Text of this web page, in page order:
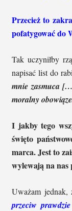
Przecież to
pofatygować do
Tak uczyniłby
napisać list do
mnie zasmuca
moralny
I jakby tego
święto
marca. Jest to
wylewają na
Uważam
przeciw